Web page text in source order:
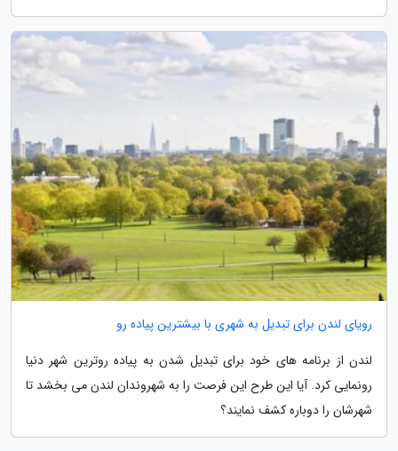
رویای لندن برای تبدیل به شهری با بیشترین پیاده رو
لندن از برنامه های خود برای تبدیل شدن به پیاده روترین شهر دنیا
رونمایی کرد. آیا این طرح این فرصت را به شهروندان لندن می بخشد تا
شهرشان را دوباره کشف نمایند؟